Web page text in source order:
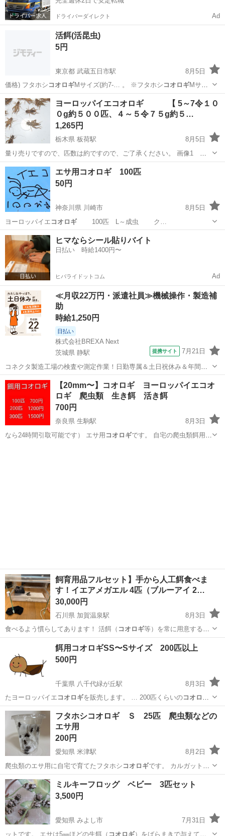
ドライバーダイレクト Ad
活餌(活昆虫)
5円
東京都 武蔵五日市駅
8月5日
価格) フタホシ コオロギ Mサイズ(約7-… 。 ※フタホシ コオロギMサイ
ズ(約7-…
東京 あきる野市 武蔵五日市駅 その他
ヨーロッパイエコオロギ 【 5～7令１０
０g約５００匹、４～５令７５g約５…
1,265円
栃木県 板荷駅
8月5日
量り売りですので、匹数は約ですので、ご了承ください。 画像1
５～７令 画像2 ４～５令 画像3 ３～４令 画像4 ２令 画
像5 １令 ショップではなく、養殖場ですので、不在時もあり、
来られる場...
栃木 鹿沼市 板荷駅 その他 ヨーロッパイエコオロギ
エサ用コオロギ 100匹
50円
神奈川県 川崎市
8月5日
ヨーロッパイエ コオロギ100匹 L～成虫 ク…
神奈川 川崎市 その他 コオロギ
ヒマならシール貼りバイト
日払い 時給1400円〜
ヒバライドットコム Ad
≪月収22万円・派遣社員≫機械操作・製造補
助
時給1,250円
日払い
株式会社BREXA Next
茨城県 静駅
提携サイト 7月21日
コネクタ製造工場の検査や測定作業！日勤専属＆土日祝休み＆年間休
日128日★クリーンルーム内作業★マイカー通勤OK＆無料駐車場あり
★就業先食堂利用可！日払い制度あり！《茨城県常陸大宮市》 人気の
工場のお仕事 ◇コネクタ製造工...
茨城 常陸大宮市 静駅
【20mm〜】コオロギ ヨーロッパイエコオ
ロギ 爬虫類 生き餌 活き餌
700円
奈良県 生駒駅
8月3日
なら24時間引取可能です） エサ用 コオロギです。 自宅の爬虫類餌用に
飼育用品フルセット】手から人工餌食べま
す！イエアメガエル 4匹（ブルーアイ 2…
30,000円
石川県 加賀温泉駅
8月3日
食べるよう慣らしてあります！ 活餌（ コオロギ等）を常に用意する必
要がなく、ピンセ…
加賀市 加賀温泉駅 その他 イエアメガエル
餌用コオロギSS〜Sサイズ 200匹以上
500円
千葉県 八千代緑が丘駅
8月3日
たヨーロッパイエ コオロギを販売します。 … 200匹くらいのコオロギ
のみの価格です。… ×H 170コオロギが歩きやすいよう…
千葉 八千代市 八千代緑が丘駅
フタホシコオロギ Ｓ 25匹 爬虫類などの
エサ用
200円
愛知県 米津駅
8月2日
爬虫類のエサ用に自宅で育てたフタホシ コオロギです。 カルガットを
食べさせて育てて…
愛知 西尾市 米津駅 その他 フタホシコオロギ
ミルキーフロッグ ベビー 3匹セット
3,500円
愛知県 みよし市
7月31日
ットです。 エサは5㎜ほどの生餌（ コオロギ）をばらまきで与えてい